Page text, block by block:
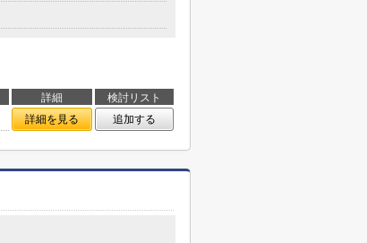
詳細
検討リスト
詳細を見る 追加する